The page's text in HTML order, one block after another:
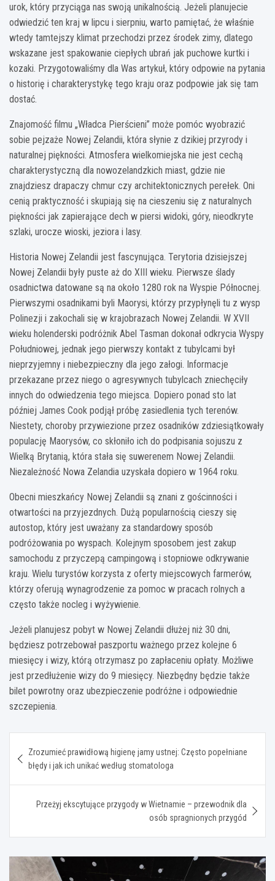
urok, który przyciąga nas swoją unikalnością. Jeżeli planujecie
odwiedzić ten kraj w lipcu i sierpniu, warto pamiętać, że właśnie
wtedy tamtejszy klimat przechodzi przez środek zimy, dlatego
wskazane jest spakowanie ciepłych ubrań jak puchowe kurtki i
kozaki. Przygotowaliśmy dla Was artykuł, który odpowie na pytania
o historię i charakterystykę tego kraju oraz podpowie jak się tam
dostać.
Znajomość filmu „Władca Pierścieni” może pomóc wyobrazić
sobie pejzaże Nowej Zelandii, która słynie z dzikiej przyrody i
naturalnej piękności. Atmosfera wielkomiejska nie jest cechą
charakterystyczną dla nowozelandzkich miast, gdzie nie
znajdziesz drapaczy chmur czy architektonicznych perełek. Oni
cenią praktyczność i skupiają się na cieszeniu się z naturalnych
piękności jak zapierające dech w piersi widoki, góry, nieodkryte
szlaki, urocze wioski, jeziora i lasy.
Historia Nowej Zelandii jest fascynująca. Terytoria dzisiejszej
Nowej Zelandii były puste aż do XIII wieku. Pierwsze ślady
osadnictwa datowane są na około 1280 rok na Wyspie Północnej.
Pierwszymi osadnikami byli Maorysi, którzy przypłynęli tu z wysp
Polinezji i zakochali się w krajobrazach Nowej Zelandii. W XVII
wieku holenderski podróżnik Abel Tasman dokonał odkrycia Wyspy
Południowej, jednak jego pierwszy kontakt z tubylcami był
nieprzyjemny i niebezpieczny dla jego załogi. Informacje
przekazane przez niego o agresywnych tubylcach zniechęciły
innych do odwiedzenia tego miejsca. Dopiero ponad sto lat
później James Cook podjął próbę zasiedlenia tych terenów.
Niestety, choroby przywiezione przez osadników zdziesiątkowały
populację Maorysów, co skłoniło ich do podpisania sojuszu z
Wielką Brytanią, która stała się suwerenem Nowej Zelandii.
Niezależność Nowa Zelandia uzyskała dopiero w 1964 roku.
Obecni mieszkańcy Nowej Zelandii są znani z gościnności i
otwartości na przyjezdnych. Dużą popularnością cieszy się
autostop, który jest uważany za standardowy sposób
podróżowania po wyspach. Kolejnym sposobem jest zakup
samochodu z przyczepą campingową i stopniowe odkrywanie
kraju. Wielu turystów korzysta z oferty miejscowych farmerów,
którzy oferują wynagrodzenie za pomoc w pracach rolnych a
często także nocleg i wyżywienie.
Jeżeli planujesz pobyt w Nowej Zelandii dłużej niż 30 dni,
będziesz potrzebował paszportu ważnego przez kolejne 6
miesięcy i wizy, którą otrzymasz po zapłaceniu opłaty. Możliwe
jest przedłużenie wizy do 9 miesięcy. Niezbędny będzie także
bilet powrotny oraz ubezpieczenie podróżne i odpowiednie
szczepienia.
wpisu
Zrozumieć prawidłową higienę jamy ustnej: Często popełniane
błędy i jak ich unikać według stomatologa
Przeżyj ekscytujące przygody w Wietnamie – przewodnik dla
osób spragnionych przygód